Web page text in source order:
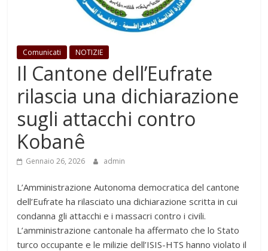
Comunicati NOTIZIE
Il Cantone dell’Eufrate
rilascia una dichiarazione
sugli attacchi contro
Kobanê
Gennaio 26, 2026 admin
L’Amministrazione Autonoma democratica del cantone
dell’Eufrate ha rilasciato una dichiarazione scritta in cui
condanna gli attacchi e i massacri contro i civili.
L’amministrazione cantonale ha affermato che lo Stato
turco occupante e le milizie dell’ISIS-HTS hanno violato il